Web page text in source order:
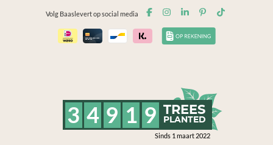
Volg Baaslevert op social media
3 4 9 1 9 TREES
PLANTED
Sinds 1 maart 2022